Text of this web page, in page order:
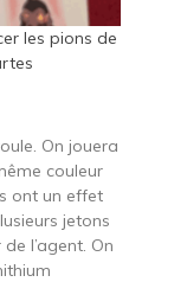
les pions de
On jouera
couleur
ont un effet
jetons
l’agent. On